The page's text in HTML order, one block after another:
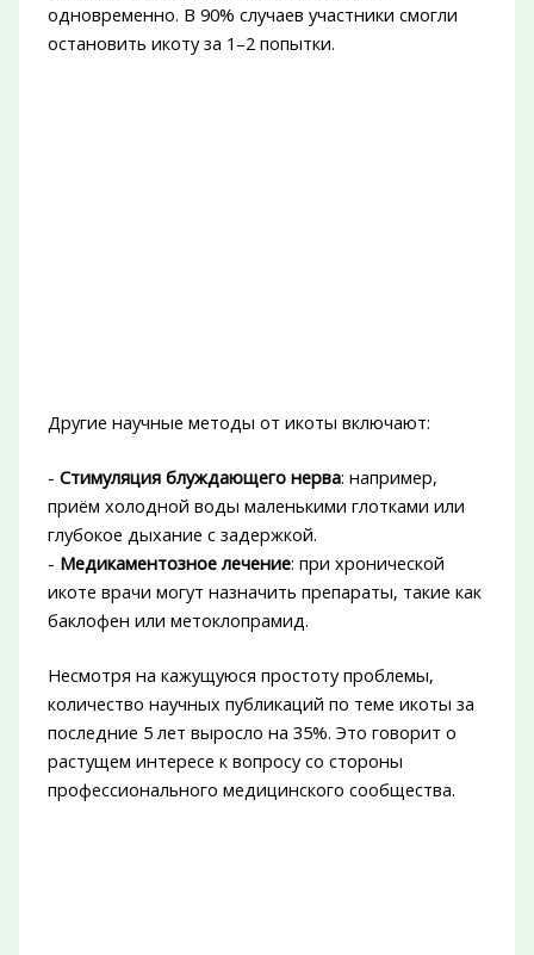
одновременно. В 90% случаев участники смогли
остановить икоту за 1–2 попытки.
Другие научные методы от икоты включают:
- Стимуляция блуждающего нерва: например,
приём холодной воды маленькими глотками или
глубокое дыхание с задержкой.
- Медикаментозное лечение: при хронической
икоте врачи могут назначить препараты, такие как
баклофен или метоклопрамид.
Несмотря на кажущуюся простоту проблемы,
количество научных публикаций по теме икоты за
последние 5 лет выросло на 35%. Это говорит о
растущем интересе к вопросу со стороны
профессионального медицинского сообщества.